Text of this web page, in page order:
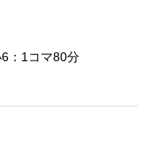
：1コマ80分